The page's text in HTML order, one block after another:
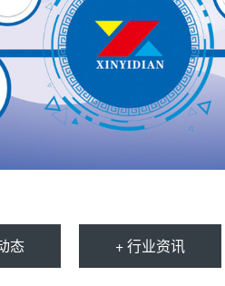
态 + 行业资讯